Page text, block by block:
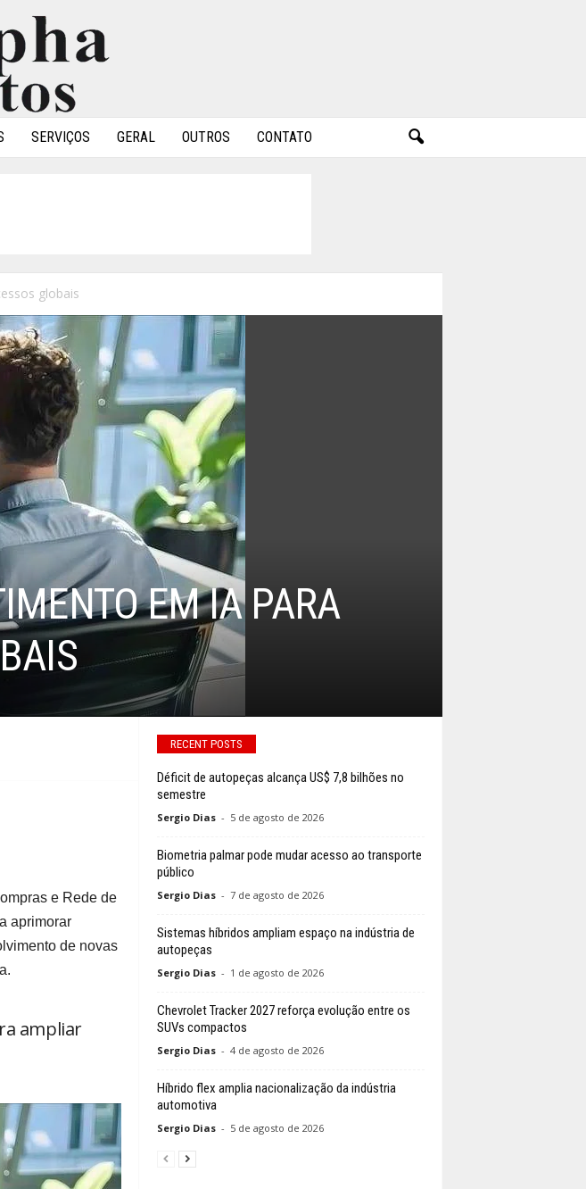
SERVIÇOS GERAL OUTROS CONTATO
globais
EM IA PARA
e Rede de
aprimorar
de novas
ampliar
RECENT POSTS
Déficit de autopeças alcança US$ 7,8 bilhões no
semestre
Sergio Dias - 5 de agosto de 2026
Biometria palmar pode mudar acesso ao transporte
público
Sergio Dias - 7 de agosto de 2026
Sistemas híbridos ampliam espaço na indústria de
autopeças
Sergio Dias - 1 de agosto de 2026
Chevrolet Tracker 2027 reforça evolução entre os
SUVs compactos
Sergio Dias - 4 de agosto de 2026
Híbrido flex amplia nacionalização da indústria
automotiva
Sergio Dias - 5 de agosto de 2026